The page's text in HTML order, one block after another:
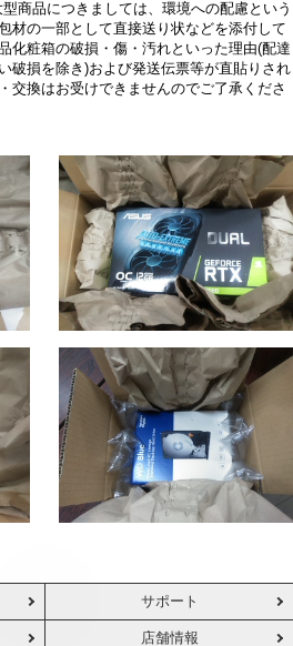
商品につきましては、環境への配慮という
材の一部として直接送り状などを添付して
化粧箱の破損・傷・汚れといった理由(配達
破損を除き)および発送伝票等が直貼りされ
交換はお受けできませんのでご了承くださ
サポート
店舗情報